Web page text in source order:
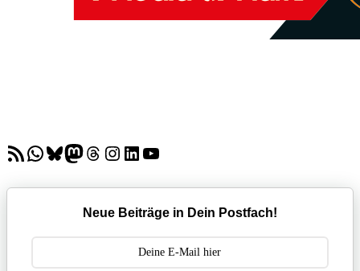
RSS-FeedWhatsApp
Bluesky
Mastodon
Threads
Instagram
LinkedIn
YouTube
Neue Beiträge in Dein Postfach!